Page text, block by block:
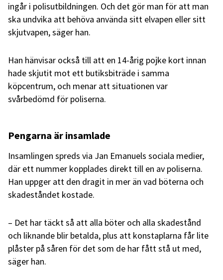
ingår i polisutbildningen. Och det gör man för att man
ska undvika att behöva använda sitt elvapen eller sitt
skjutvapen, säger han.
Han hänvisar också till att en 14-årig pojke kort innan
hade skjutit mot ett butiksbiträde i samma
köpcentrum, och menar att situationen var
svårbedömd för poliserna.
Pengarna är insamlade
Insamlingen spreds via Jan Emanuels sociala medier,
där ett nummer kopplades direkt till en av poliserna.
Han uppger att den dragit in mer än vad böterna och
skadeståndet kostade.
– Det har täckt så att alla böter och alla skadestånd
och liknande blir betalda, plus att konstaplarna får lite
plåster på såren för det som de har fått stå ut med,
säger han.